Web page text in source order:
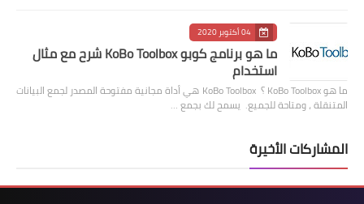
04 أكتوبر 2020
ما هو برنامج كوبو KoBo Toolbox شرح مع مثال
استخدام
ما هو KoBo Toolbox ؟ KoBo Toolbox هي أداة مجانية مفتوحة المصدر لجمع البيانات
المتنقلة ، ومتاحة للجميع. يسمح لك بجمع …
المشاركات الأخيرة